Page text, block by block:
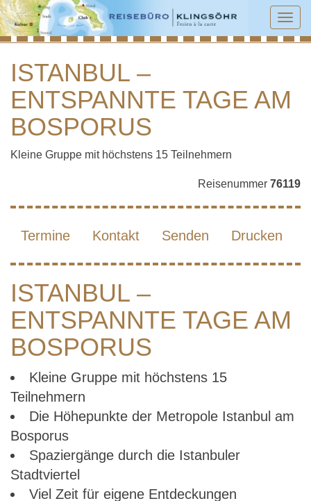
ISTANBUL – ENTSPANNTE TAGE AM
BOSPORUS
ISTANBUL –
ENTSPANNTE TAGE AM
BOSPORUS
Kleine Gruppe mit höchstens 15 Teilnehmern
Reisenummer 76119
Termine Kontakt Senden Drucken
ISTANBUL –
ENTSPANNTE TAGE AM
BOSPORUS
Kleine Gruppe mit höchstens 15
Teilnehmern
Die Höhepunkte der Metropole Istanbul am
Bosporus
Spaziergänge durch die Istanbuler
Stadtviertel
Viel Zeit für eigene Entdeckungen